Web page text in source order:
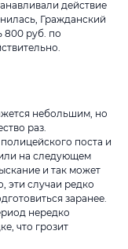
действие
Гражданский
800 руб. по
небольшим, но
раз.
поста и
на следующем
и так может
эти случаи редко
заранее.
нередко
что грозит